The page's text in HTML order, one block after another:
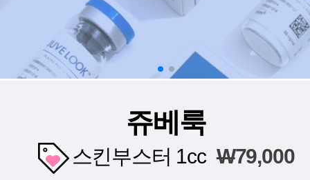
쥬베룩
스킨부스터 1cc W79,000